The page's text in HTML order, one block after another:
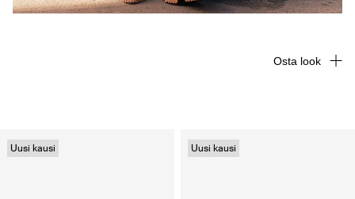
Uusi kausi Uusi kausi
Osta look